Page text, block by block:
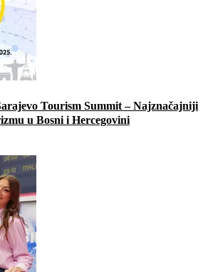
Tourism Summit – Najznačajniji
u Bosni i Hercegovini